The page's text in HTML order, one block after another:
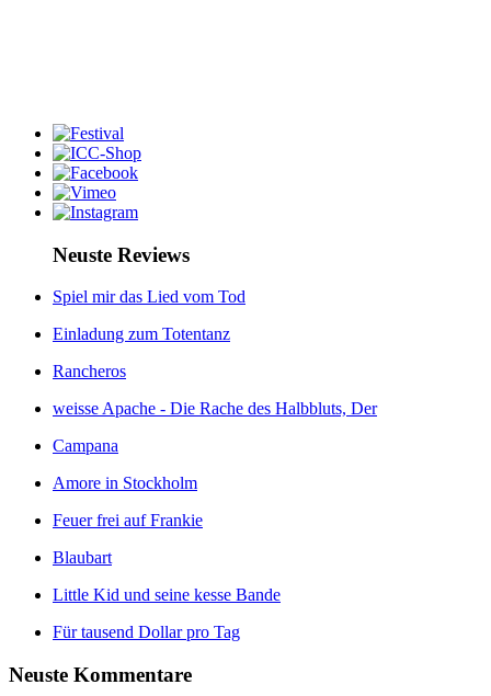
Neuste Reviews
Spiel mir das Lied vom Tod
Einladung zum Totentanz
Rancheros
weisse Apache - Die Rache des Halbbluts, Der
Campana
Amore in Stockholm
Feuer frei auf Frankie
Blaubart
Little Kid und seine kesse Bande
Für tausend Dollar pro Tag
Neuste Kommentare